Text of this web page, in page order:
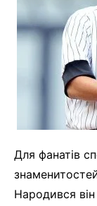
Для фанатів
Народився він